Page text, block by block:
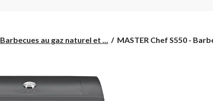
Barbecues au gaz naturel et ...
MASTER
MASTER Chef S550 -